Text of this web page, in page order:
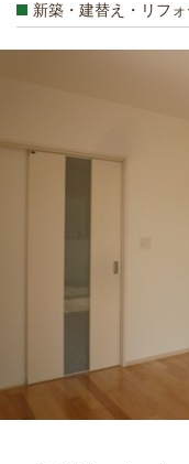
新築・建替え・リフ